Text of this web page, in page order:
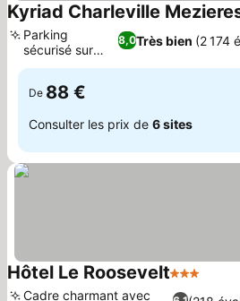
Kyriad Charleville
8,0Très bien (2 174
Parking
sécurisé sur
place
De 88 €
Consulter les prix de 6 sites
Hôtel Le Roosevelt3 Étoiles
Cadre charmant avec